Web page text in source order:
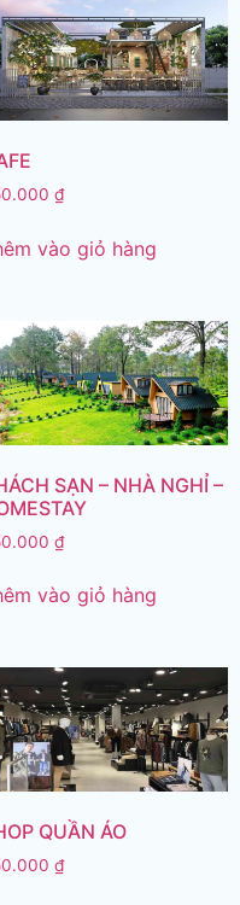
₫
vào giỏ hàng
SẠN – NHÀ NGHỈ –
₫
vào giỏ hàng
QUẦN ÁO
₫